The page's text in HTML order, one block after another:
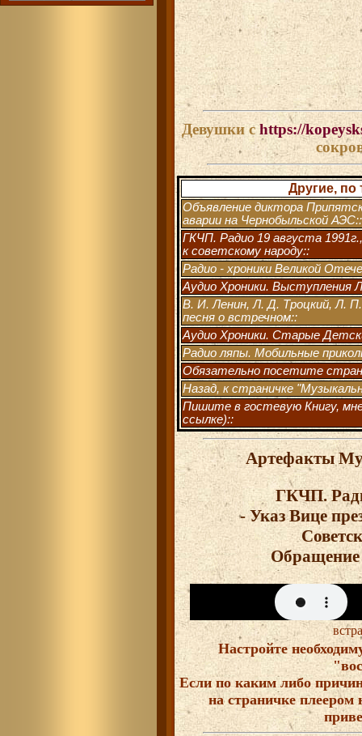
Девушки с https://
Другие, по
Объявление диктора
аварии на Чернобыльской АЭС::
ГКЧП. Радио 19 августа
к советскому народу::
Радио - хроники Великой
Аудио Хроники. Выступления
В. И. Ленин, Л. Д. Троцкий, Л.
песня о встречном::
Аудио Хроники. Старые
Радио ляпы. Мобильные
Обязательно посетите
Назад, к страничке
Пишите в гостевую Книгу,
ссылке)::
Артефакты
ГКЧП.
- Указ Вице
Обращение
Настройте
Если по каким либо
на страничке плеером